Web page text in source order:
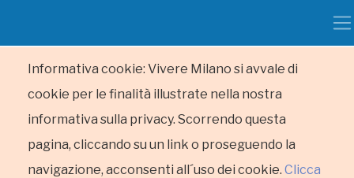
Informativa cookie: Vivere Milano si avvale di
cookie per le finalità illustrate nella nostra
informativa sulla privacy. Scorrendo questa
pagina, cliccando su un link o proseguendo la
navigazione, acconsenti all´uso dei cookie. Clicca